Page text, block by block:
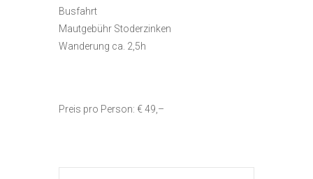
Busfahrt
Mautgebühr Stoderzinken
Wanderung ca. 2,5h
Preis pro Person: € 49,–